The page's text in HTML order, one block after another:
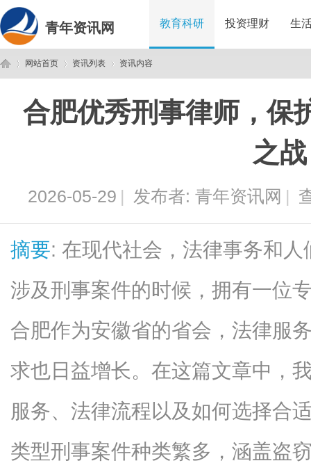
青年资讯网 教育科研 投资理财 生
网站首页
›
资讯列表
›
资讯内容
合肥优秀刑事律师，保
之
2026-05-29 | 发布者: 青年资讯网 |
摘要: 在现代社会，法律事务和
涉及刑事案件的时候，拥有一位
合肥作为安徽省的省会，法律服
求也日益增长。在这篇文章中，
服务、法律流程以及如何选择合
类型刑事案件种类繁多，涵盖盗